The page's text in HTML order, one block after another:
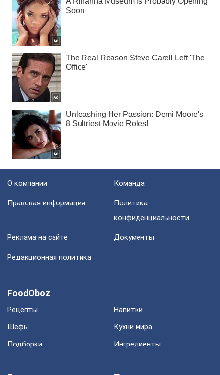
О компании Команда
Правовая информация
Политика
конфиденциальности
Реклама на сайте Документы
Редакционная политика
FoodOboz
Рецепты
Напитки
Шефы
Кухни мира
Подборки
Ингредиенты